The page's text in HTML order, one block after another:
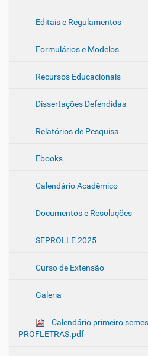
Editais e Regulamentos
Formulários e Modelos
Recursos Educacionais
Dissertações Defendidas
Relatórios de Pesquisa
Ebooks
Calendário Acadêmico
Documentos e Resoluções
SEPROLLE 2025
Curso de Extensão
Galeria
Calendário primeiro
PROFLETRAS.pdf